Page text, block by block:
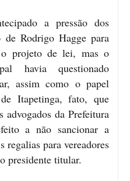
a pressão dos
de Rodrigo Hagge para
o projeto de lei, mas o
havia questionado
assim como o papel
Itapetinga, fato, que
advogados da Prefeitura
a não sancionar a
regalias para vereadores
presidente titular.